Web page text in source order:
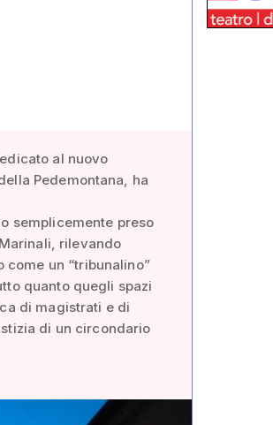
al nuovo
Pedemontana, ha
semplicemente preso
rilevando
un “tribunalino”
quanto quegli spazi
di magistrati e di
di un circondario